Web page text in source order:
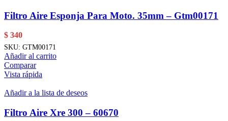
Filtro Aire Esponja Para Moto. 35mm – Gtm00171
$ 340
SKU: GTM00171
Añadir al carrito
Comparar
Vista rápida
Añadir a la lista de deseos
Filtro Aire Xre 300 – 60670